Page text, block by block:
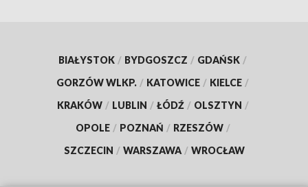
BIAŁYSTOK / BYDGOSZCZ / GDAŃSK /
GORZÓW WLKP. / KATOWICE / KIELCE /
KRAKÓW / LUBLIN / ŁÓDŹ / OLSZTYN /
OPOLE / POZNAŃ / RZESZÓW /
SZCZECIN / WARSZAWA / WROCŁAW